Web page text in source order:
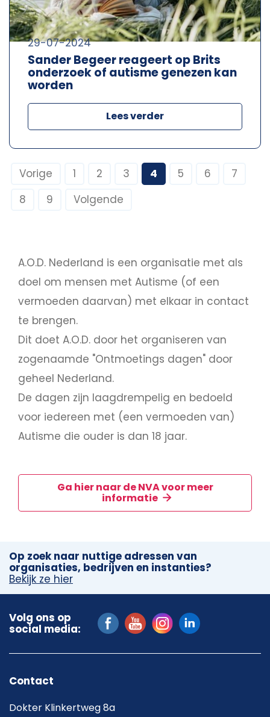
Sander Begeer reageert op Brits
onderzoek of autisme genezen kan
worden
29-07-2024
Lees verder
Vorige 1 2 3 4 5 6
7
8
9 Volgende
A.O.D. Nederland is een organisatie met als
doel om mensen met Autisme (of een
vermoeden daarvan) met elkaar in contact
te brengen.
Dit doet A.O.D. door het organiseren van
zogenaamde "Ontmoetings dagen" door
geheel Nederland.
De dagen zijn laagdrempelig en bedoeld
voor iedereen met (een vermoeden van)
Autisme die ouder is dan 18 jaar.
Ga hier naar de NVA voor meer
informatie
Op zoek naar nuttige adressen van
organisaties, bedrijven en instanties?
Bekijk ze hier
Volg ons op
social media:
Contact
Dokter Klinkertweg 8a